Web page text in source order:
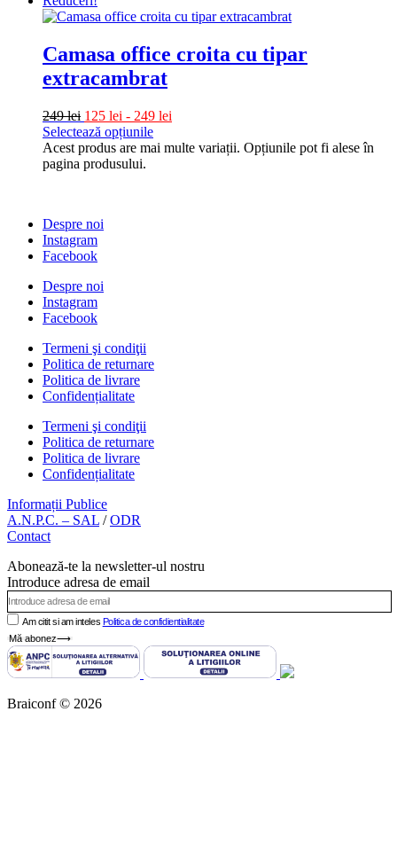
Camasa office croita cu tipar
extracambrat
249lei 125 lei - 249 lei
Selectează opțiunile
Acest produs are mai multe variații. Opțiunile pot fi alese în
pagina produsului.
Despre noi
Instagram
Facebook
Despre noi
Instagram
Facebook
Termeni şi condiţii
Politica de returnare
Politica de livrare
Confidențialitate
Termeni şi condiţii
Politica de returnare
Politica de livrare
Confidențialitate
Informații Publice
A.N.P.C. – SAL /ODR
Contact
Abonează-te la newsletter-ul nostru
Introduce adresa de email
Am citit si am inteles Politica de confidientialitate
Mă abonez⟶
Braiconf © 2026